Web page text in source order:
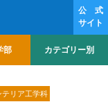
公 式
サイト
部 カテゴリー別
テリア工学科